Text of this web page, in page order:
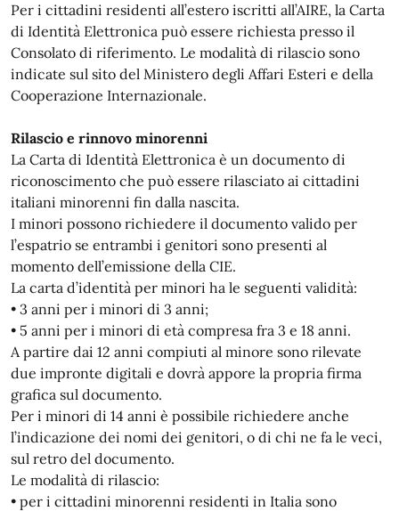
Per i cittadini residenti all’estero iscritti all’AIRE, la Carta
di Identità Elettronica può essere richiesta presso il
Consolato di riferimento. Le modalità di rilascio sono
indicate sul sito del Ministero degli Affari Esteri e della
Cooperazione Internazionale.
Rilascio e rinnovo minorenni
La Carta di Identità Elettronica è un documento di
riconoscimento che può essere rilasciato ai cittadini
italiani minorenni fin dalla nascita.
I minori possono richiedere il documento valido per
l’espatrio se entrambi i genitori sono presenti al
momento dell’emissione della CIE.
La carta d’identità per minori ha le seguenti validità:
• 3 anni per i minori di 3 anni;
• 5 anni per i minori di età compresa fra 3 e 18 anni.
A partire dai 12 anni compiuti al minore sono rilevate
due impronte digitali e dovrà appore la propria firma
grafica sul documento.
Per i minori di 14 anni è possibile richiedere anche
l’indicazione dei nomi dei genitori, o di chi ne fa le veci,
sul retro del documento.
Le modalità di rilascio:
• per i cittadini minorenni residenti in Italia sono